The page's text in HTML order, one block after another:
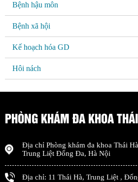
Bệnh hậu môn
Bệnh xã hội
Kế hoạch hóa GD
Hôi nách
PHÒNG KHÁM ĐA KHOA
Địa chỉ Phòng khám đa khoa Thái Hà
Trung Liệt Đống Đa, Hà Nội
Địa chỉ: 11 Thái Hà, Trung Liệt ,